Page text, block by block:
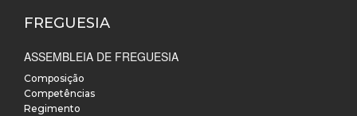
FREGUESIA
ASSEMBLEIA DE FREGUESIA
Composição
Competências
Regimento